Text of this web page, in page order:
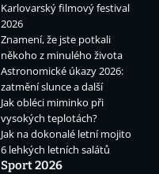
Karlovarský filmový festival
2026
Znamení, že jste potkali
někoho z minulého života
Astronomické úkazy 2026:
zatmění slunce a další
Jak obléci miminko při
vysokých teplotách?
Jak na dokonalé letní mojito
6 lehkých letních salátů
Sport 2026